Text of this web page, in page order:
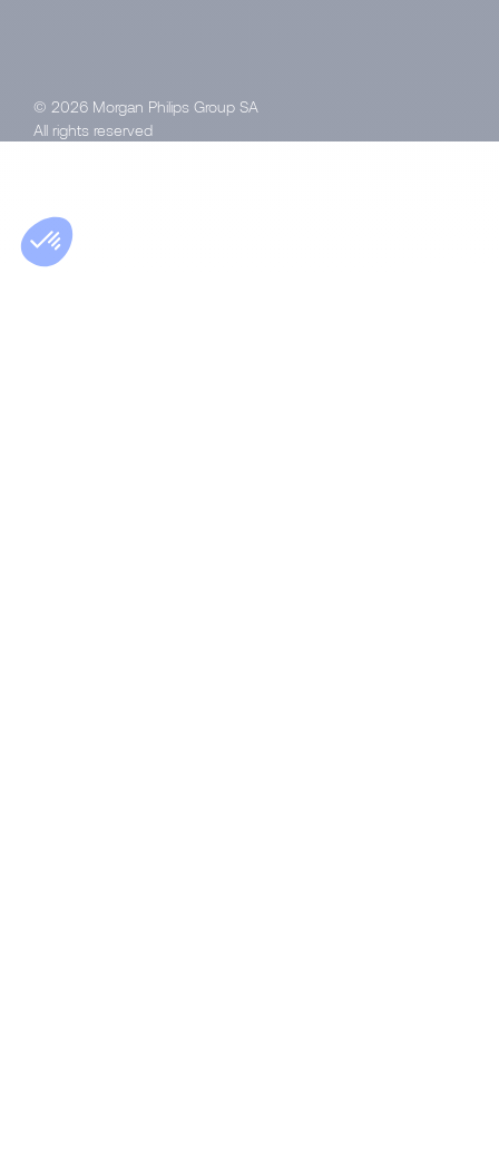
© 2026 Morgan Philips Group SA
All rights reserved